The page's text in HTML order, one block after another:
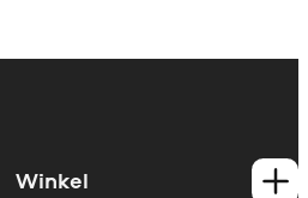
Winkel